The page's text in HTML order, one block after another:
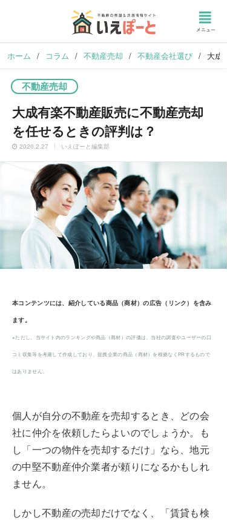
ホーム / コラム / 不動産売却 / 不動産会社選び / 大成
不動産売却
大成有楽不動産販売に不動産売却
を任せるときの評判は？
2020.2.27 いえぽーと編集部
本コンテンツには、紹介している商品（商材）の広告（リンク）を含み
ます。
※ただし、当サイト内のランキングや商品（商材）の評価は、当社の調査やユーザーの口
コミ収集等を考慮して作成しており、提携企業の商品（商材）を根拠なくPRするもので
はありません。
個人が自分の不動産を売却するとき、どの会
社に仲介を依頼したらよいのでしょうか。も
し「一つの物件を売却するだけ」なら、地元
の中堅不動産仲介業者が頼りになるかもしれ
ません。
しかし不動産の売却だけでなく、「賃貸も検